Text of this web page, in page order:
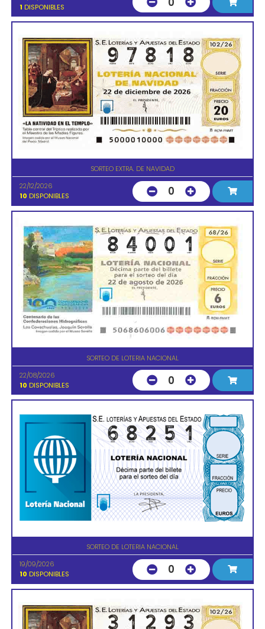
1 DISPONIBLES
SORTEO EXTRA. DE NAVIDAD
22/12/2026
10 DISPONIBLES 0
SORTEO DE LOTERIA NACIONAL
22/08/2026
10 DISPONIBLES 0
SORTEO DE LOTERIA NACIONAL
19/09/2026
10 DISPONIBLES 0